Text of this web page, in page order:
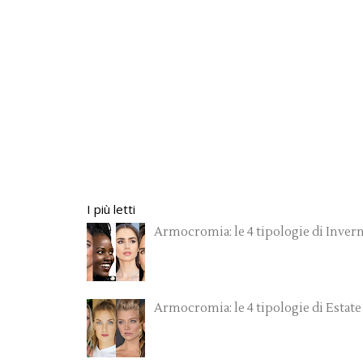
I più letti
Armocromia: le 4 tipologie di
Armocromia: le 4 tipologie di Estate